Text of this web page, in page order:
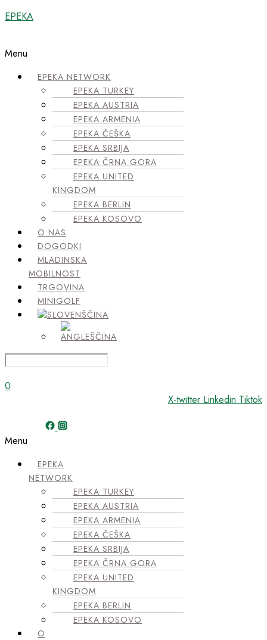
EPEKA
Menu
EPEKA NETWORK
EPEKA TURKEY
EPEKA AUSTRIA
EPEKA ARMENIA
EPEKA ČEŠKA
EPEKA SRBIJA
EPEKA ČRNA GORA
EPEKA UNITED
KINGDOM
EPEKA BERLIN
EPEKA KOSOVO
O NAS
DOGODKI
MLADINSKA
MOBILNOST
TRGOVINA
MINIGOLF
0
X-twitter Linkedin Tiktok
Menu
EPEKA
NETWORK
EPEKA TURKEY
EPEKA AUSTRIA
EPEKA ARMENIA
EPEKA ČEŠKA
EPEKA SRBIJA
EPEKA ČRNA GORA
EPEKA UNITED
KINGDOM
EPEKA BERLIN
EPEKA KOSOVO
O